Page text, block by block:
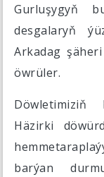
Gurluşygyň
desgalaryň
Arkadag
öwrüler.
Döwletimiziň
Häzirki
barýan